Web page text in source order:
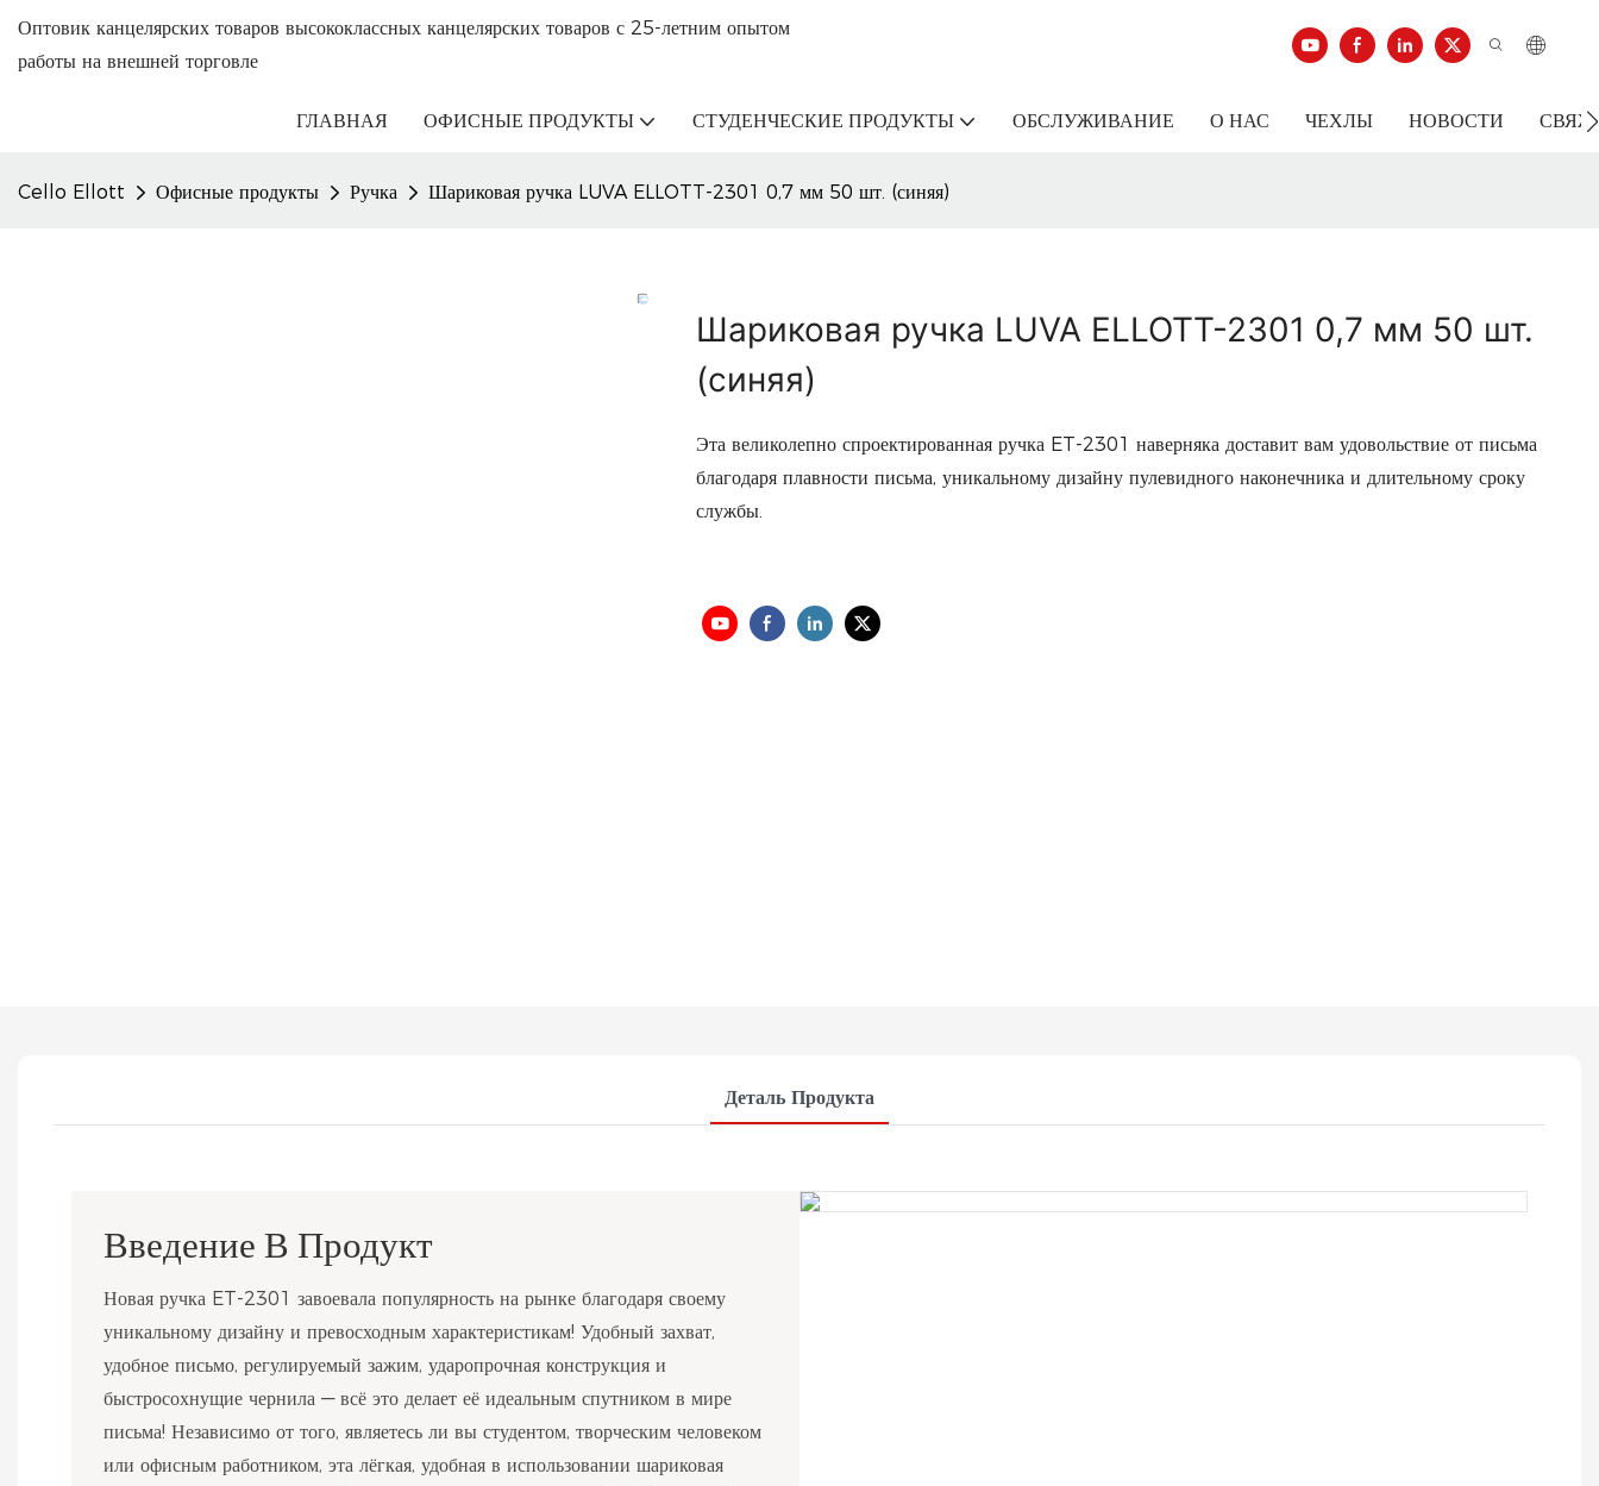
Оптовик канцелярских товаров высококлассных канцелярских товаров с 25-летним опытом
работы на внешней торговле
ГЛАВНАЯ ОФИСНЫЕ ПРОДУКТЫ СТУДЕНЧЕСКИЕ ПРОДУКТЫ ОБСЛУЖИВАНИЕ О НАС ЧЕХЛЫ НОВОСТИ
Cello Ellott Офисные продукты Ручка Шариковая ручка LUVA ELLOTT-2301 0,7 мм 50 шт. (синяя)
Шариковая ручка LUVA ELLOTT-2301 0,7 мм 50 шт.
(синяя)
Эта великолепно спроектированная ручка ET-2301 наверняка доставит вам удовольствие от письма
благодаря плавности письма, уникальному дизайну пулевидного наконечника и длительному сроку
службы.
Деталь Продукта
Введение В Продукт
Новая ручка ET-2301 завоевала популярность на рынке благодаря своему
уникальному дизайну и превосходным характеристикам! Удобный захват,
удобное письмо, регулируемый зажим, ударопрочная конструкция и
быстросохнущие чернила — всё это делает её идеальным спутником в мире
письма! Независимо от того, являетесь ли вы студентом, творческим человеком
или офисным работником, эта лёгкая, удобная в использовании шариковая